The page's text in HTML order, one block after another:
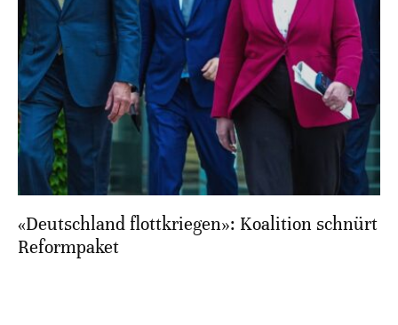
«Deutschland flottkriegen»: Koalition schnürt
Reformpaket